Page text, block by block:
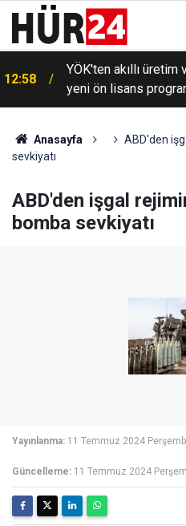
12:58
YÖK'ten akıllı
yeni ön lisans
2026'nın ilk 7
Anasayfa
ABD'den
sevkiyatı
ABD'den işgal
bomba sevkiyatı
Yayınlanma: 11 Temmuz 2024
Güncelleme: 11 Temmuz 2024